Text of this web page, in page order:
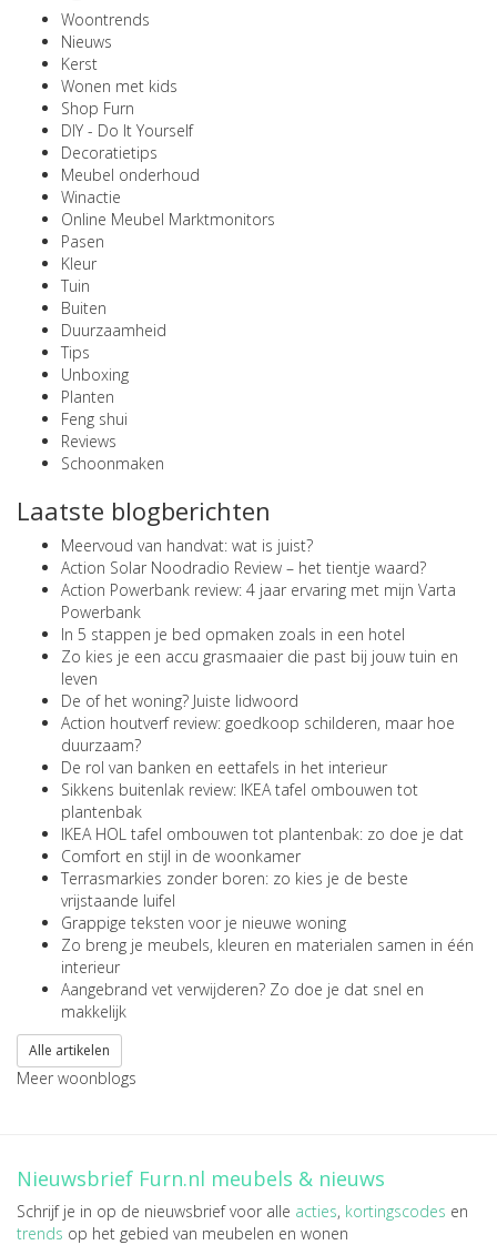
Woontrends
Nieuws
Kerst
Wonen met kids
Shop Furn
DIY - Do It Yourself
Decoratietips
Meubel onderhoud
Winactie
Online Meubel Marktmonitors
Pasen
Kleur
Tuin
Buiten
Duurzaamheid
Tips
Unboxing
Planten
Feng shui
Reviews
Schoonmaken
Laatste blogberichten
Meervoud van handvat: wat is juist?
Action Solar Noodradio Review – het tientje waard?
Action Powerbank review: 4 jaar ervaring met mijn Varta
Powerbank
In 5 stappen je bed opmaken zoals in een hotel
Zo kies je een accu grasmaaier die past bij jouw tuin en
leven
De of het woning? Juiste lidwoord
Action houtverf review: goedkoop schilderen, maar hoe
duurzaam?
De rol van banken en eettafels in het interieur
Sikkens buitenlak review: IKEA tafel ombouwen tot
plantenbak
IKEA HOL tafel ombouwen tot plantenbak: zo doe je dat
Comfort en stijl in de woonkamer
Terrasmarkies zonder boren: zo kies je de beste
vrijstaande luifel
Grappige teksten voor je nieuwe woning
Zo breng je meubels, kleuren en materialen samen in één
interieur
Aangebrand vet verwijderen? Zo doe je dat snel en
makkelijk
Alle artikelen
Meer woonblogs
Nieuwsbrief Furn.nl meubels & nieuws
Schrijf je in op de nieuwsbrief voor alle acties, kortingscodes en
trends op het gebied van meubelen en wonen